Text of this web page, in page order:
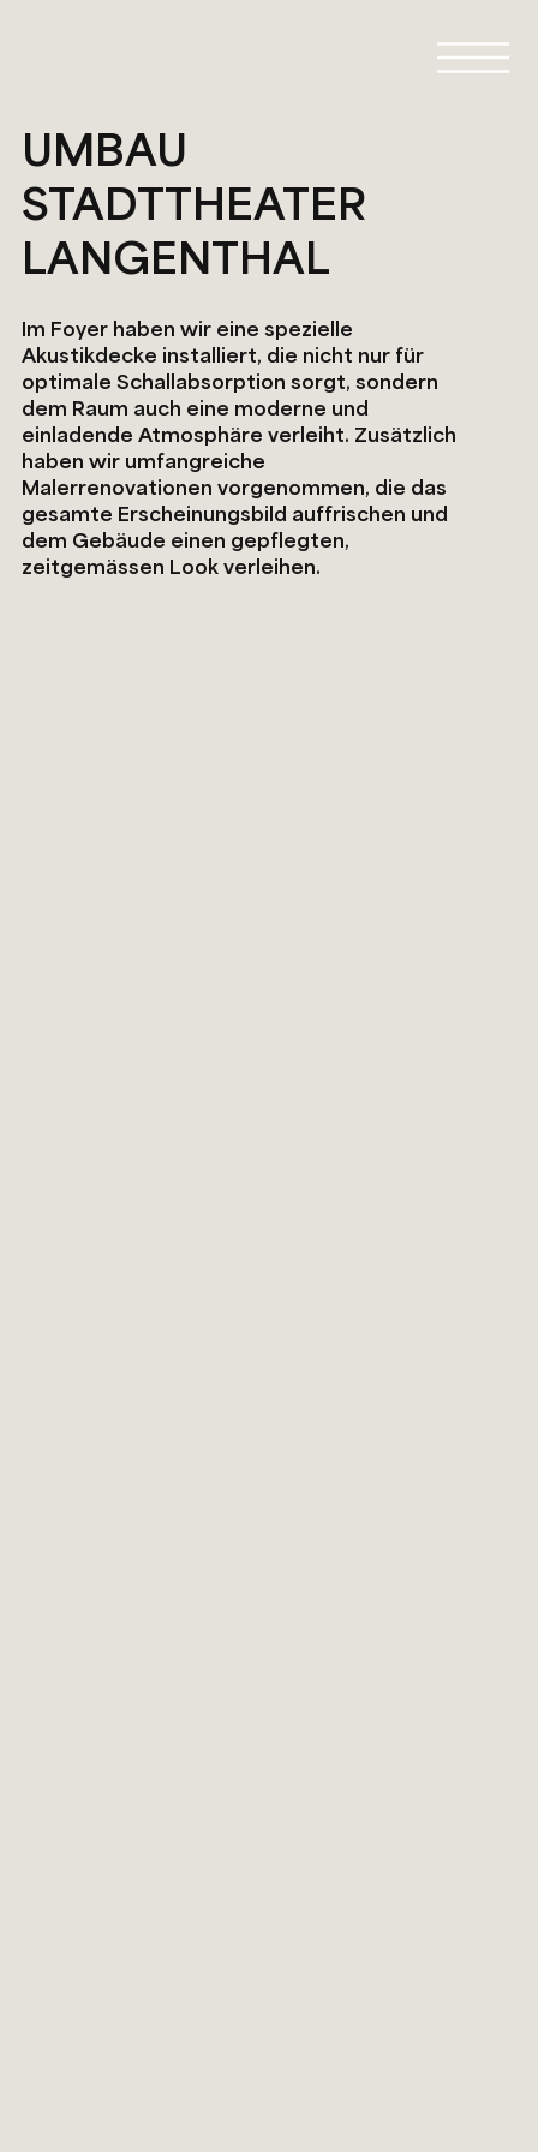
UMBAU
STADTTHEATER
LANGENTHAL
Im Foyer haben wir eine spezielle
Akustikdecke installiert, die nicht nur für
optimale Schallabsorption sorgt, sondern
dem Raum auch eine moderne und
einladende Atmosphäre verleiht. Zusätzlich
haben wir umfangreiche
Malerrenovationen vorgenommen, die das
gesamte Erscheinungsbild auffrischen und
dem Gebäude einen gepflegten,
zeitgemässen Look verleihen.